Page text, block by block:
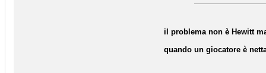
il problema non è Hewitt
quando un giocatore è